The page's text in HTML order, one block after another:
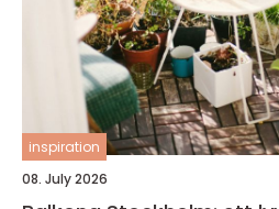
inspiration
08. July 2026